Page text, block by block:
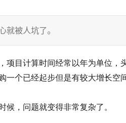
就被人坑了。
项目计算时间经常以年为单位，
一个已经起步但是有较大增长空
候，问题就变得非常复杂了。